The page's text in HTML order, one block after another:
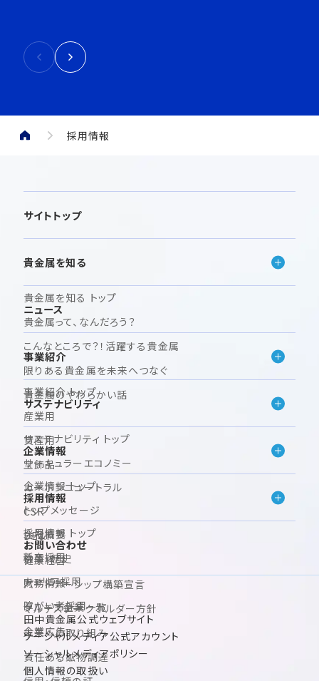
採用情報
サイトトップ
貴金属を知る
貴金属を知る トップ
貴金属って、なんだろう？
こんなところで？！活躍する貴金属
限りある貴金属を未来へつなぐ
貴金属のやわらかい話
ニュース
事業紹介
事業紹介 トップ
産業用
資産用
宝飾品
サステナビリティ
サステナビリティ トップ
サーキュラーエコノミー
カーボンニュートラル
CSR
DE&I
健康経営
パートナーシップ構築宣言
マルチステークホルダー方針
未来への取り組み
責任ある鉱物調達
企業情報
企業情報 トップ
トップメッセージ
会社概要
沿革・歴史
財務情報
グループ企業一覧
企業広告
採用情報
採用情報 トップ
新卒採用
キャリア採用
障がい者採用
お問い合わせ
田中貴金属公式ウェブサイト
ソーシャルメディア公式アカウント
ソーシャルメディアポリシー
個人情報の取扱い